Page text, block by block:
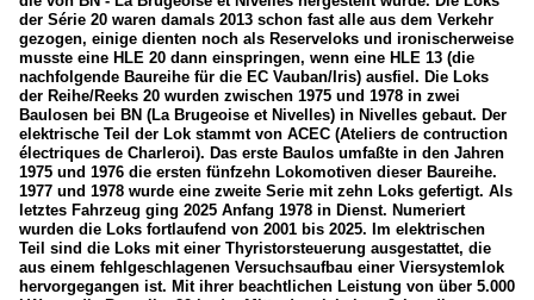
Züge
EC-Züge
der Série 20 waren damals 2013 schon fast alle aus dem Verkehr
gezogen, einige dienten noch als Reserveloks und ironischerweise
musste eine HLE 20 dann einspringen, wenn eine HLE 13 (die
nachfolgende Baureihe für die EC Vauban/Iris) ausfiel. Die Loks
der Reihe/Reeks 20 wurden zwischen 1975 und 1978 in zwei
Baulosen bei BN (La Brugeoise et Nivelles) in Nivelles gebaut. Der
elektrische Teil der Lok stammt von ACEC (Ateliers de contruction
électriques de Charleroi). Das erste Baulos umfaßte in den Jahren
1975 und 1976 die ersten fünfzehn Lokomotiven dieser Baureihe.
1977 und 1978 wurde eine zweite Serie mit zehn Loks gefertigt. Als
letztes Fahrzeug ging 2025 Anfang 1978 in Dienst. Numeriert
wurden die Loks fortlaufend von 2001 bis 2025. Im elektrischen
Teil sind die Loks mit einer Thyristorsteuerung ausgestattet, die
aus einem fehlgeschlagenen Versuchsaufbau einer Viersystemlok
hervorgegangen ist. Mit ihrer beachtlichen Leistung von über 5.000